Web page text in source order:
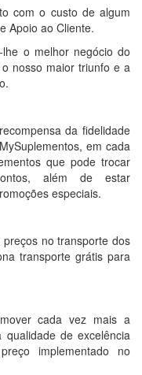
com o custo de algum
Apoio ao Cliente.
lhe o melhor negócio do
nosso maior triunfo e a
da fidelidade
em cada
que pode trocar
além de estar
especiais.
no transporte dos
transporte grátis para
cada vez mais a
de excelência
implementado no